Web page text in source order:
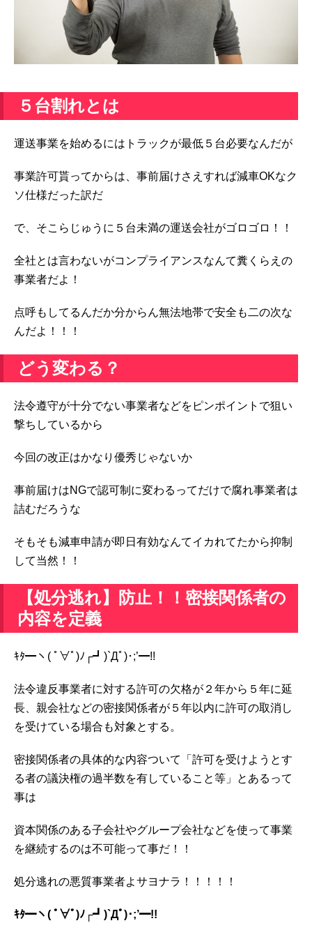
５台割れとは
運送事業を始めるにはトラックが最低５台必要なんだが
事業許可貰ってからは、事前届けさえすれば減車OKなク
ソ仕様だった訳だ
で、そこらじゅうに５台未満の運送会社がゴロゴロ！！
全社とは言わないがコンプライアンスなんて糞くらえの
事業者だよ！
点呼もしてるんだか分からん無法地帯で安全も二の次な
んだよ！！！
どう変わる？
法令遵守が十分でない事業者などをピンポイントで狙い
撃ちしているから
今回の改正はかなり優秀じゃないか
事前届けはNGで認可制に変わるってだけで腐れ事業者は
詰むだろうな
そもそも減車申請が即日有効なんてイカれてたから抑制
して当然！！
【処分逃れ】防止！！密接関係者の
内容を定義
ｷﾀ━ヽ( ﾟ∀ﾟ)ﾉ┌┛)`Дﾟ)･;’━!!
法令違反事業者に対する許可の欠格が２年から５年に延
長、親会社などの密接関係者が５年以内に許可の取消し
を受けている場合も対象とする。
密接関係者の具体的な内容ついて「許可を受けようとす
る者の議決権の過半数を有していること等」とあるって
事は
資本関係のある子会社やグループ会社などを使って事業
を継続するのは不可能って事だ！！
処分逃れの悪質事業者よサヨナラ！！！！！
ｷﾀ━ヽ( ﾟ∀ﾟ)ﾉ┌┛)`Дﾟ)･;’━!!